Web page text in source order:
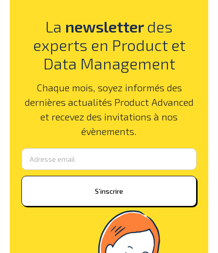
La newsletter des
experts en Product et
Data Management
Chaque mois, soyez informés des
dernières actualités Product Advanced
et recevez des invitations à nos
évènements.